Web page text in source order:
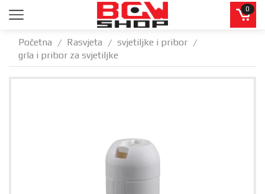
0
Početna / Rasvjeta / svjetiljke i pribor /
grla i pribor za svjetiljke